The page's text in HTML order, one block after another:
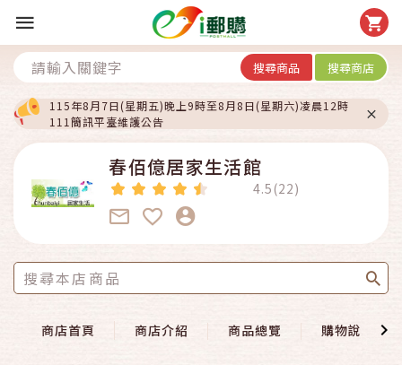
搜尋商品 搜尋商店
115年8月7日(星期五)晚上9時至8月8日(星期六)凌晨12時
111簡訊平臺維護公告
春佰億居家生活館
4.5(22)
商店首頁 商店介紹 商品總覽 購物說明